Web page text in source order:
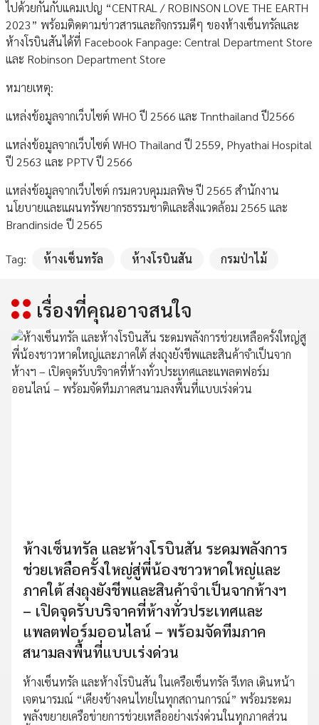
ไปด้วยกันกับแคมเปญ “CENTRAL / ROBINSON LOVE THE EARTH
2023” พร้อมติดตามข่าวสารและกิจกรรมดีๆ ของห้างเซ็นทรัลและ
ห้างโรบินสันได้ที่ Facebook Fanpage: Central Department Store
และ Robinson Department Store
หมายเหตุ:
แหล่งข้อมูลจากเว็บไซต์ WHO ปี 2566 และ Tnnthailand ปี2566
แหล่งข้อมูลจากเว็บไซต์ WHO Thailand ปี 2559, Phyathai Hospital
ปี 2563 และ PPTV ปี 2566
แหล่งข้อมูลจากเว็บไซต์ กรมควบคุมมลพิษ ปี 2565 สำนักงาน
นโยบายและแผนทรัพยากรธรรมชาติและสิ่งแวดล้อม 2565 และ
Brandinside ปี 2565
Tag: ห้างเซ็นทรัล ห้างโรบินสัน กรมป่าไม้
เรื่องที่คุณอาจสนใจ
ห้างเซ็นทรัล และห้างโรบินสัน ระดมพลังการ
ช่วยเหลือครั้งใหญ่สู่พี่น้องชาวหาดใหญ่และ
ภาคใต้ ส่งถุงยังชีพและสินค้าจำเป็นจากห้างฯ
– เปิดจุดรับบริจาคที่ห้างทั่วประเทศและ
แพลตฟอร์มออนไลน์ – พร้อมจัดทีมภาค
สนามลงพื้นที่แบบเร่งด่วน
ห้างเซ็นทรัล และห้างโรบินสัน ในเครือเซ็นทรัล รีเทล เดินหน้า
เจตนารมณ์ “เคียงข้างคนไทยในทุกสถานการณ์” พร้อมระดม
พลังขยายเครือข่ายการช่วยเหลืออย่างเร่งด่วนในทุกภาคส่วน